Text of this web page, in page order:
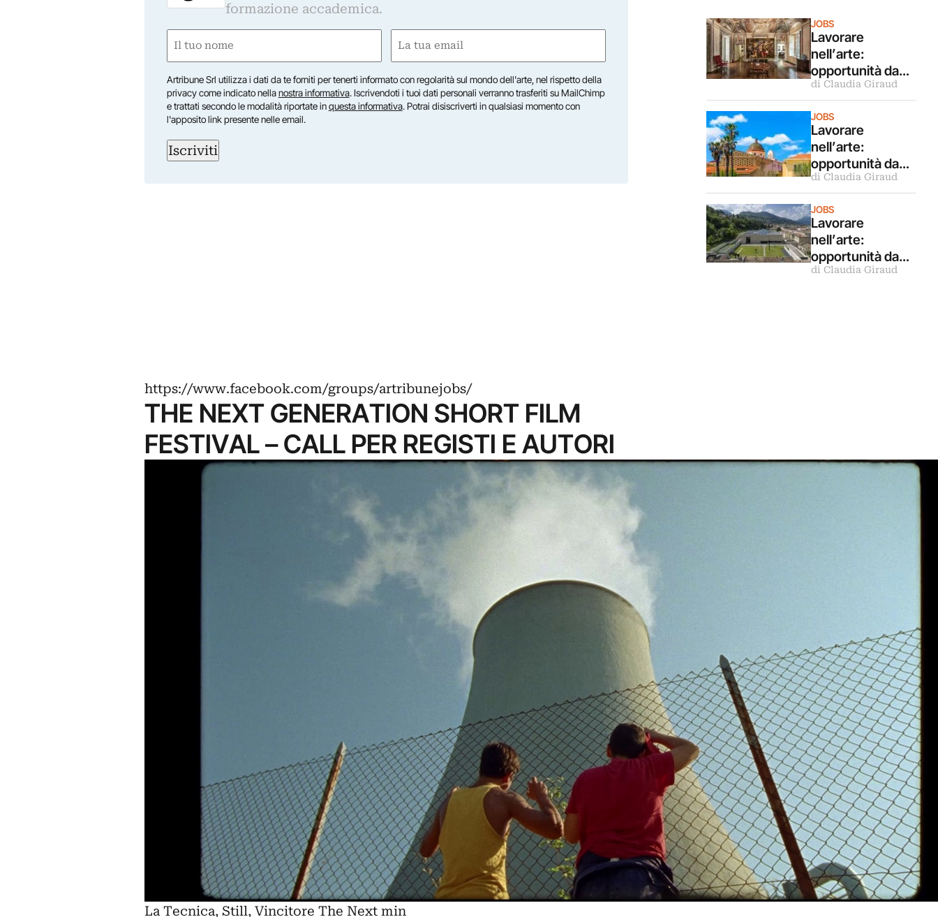
formazione accademica.
Nome
First
Email
Artribune Srl utilizza i dati da te forniti per tenerti informato con regolarità sul mondo dell'arte, nel rispetto della
privacy come indicato nellanostra informativa. Iscrivendoti i tuoi dati personali verranno trasferiti su MailChimp
e trattati secondo le modalità riportate inquesta informativa. Potrai disiscriverti in qualsiasi momento con
l'apposito link presente nelle email.
Iscriviti
https://www.facebook.com/groups/artribunejobs/
THE NEXT GENERATION SHORT FILM
FESTIVAL – CALL PER REGISTI E AUTORI
La Tecnica, Still, Vincitore The Next min
JOBS
Lavorare
nell’arte:
opportunità da
MUSE e Castel
Belasi, Artribune,
Centro Pecci e
Casa Masaccio,
Comune di
Genova
di Claudia Giraud
JOBS
Lavorare
nell’arte:
opportunità da
Comune Milano,
Fondazione
Teatro Piemonte
Europa, TV
Sorrisi&Canzoni,
Fondazione
di Claudia Giraud
JOBS
Lavorare
nell’arte:
opportunità da
Centro Studi
di Claudia Giraud